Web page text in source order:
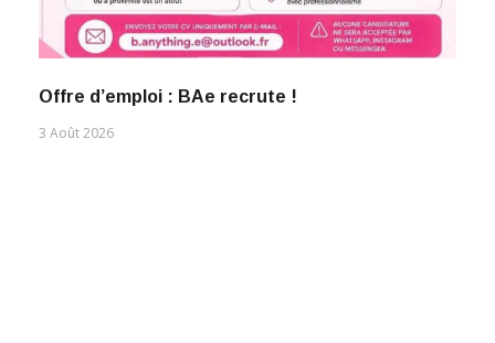
Offre d’emploi : BAe recrute !
3 Août 2026